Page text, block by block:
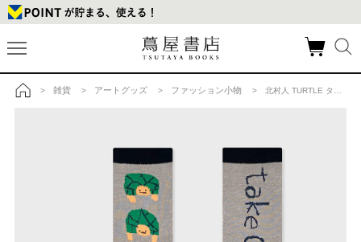
> 雑貨 > アートグッズ > ファッション小物 > 北村人 TURTLE タートル ソックス 【bpbp】の商品詳細